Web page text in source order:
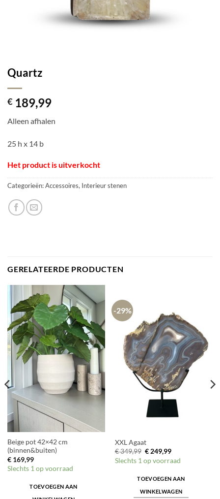
Quartz
€ 189,99
Alleen afhalen
25 h x 14 b
Het product is uitverkocht
Categorieën:Accessoires, Interieur stenen
GERELATEERDE PRODUCTEN
Beige pot 42×42 cm
(binnen&buiten)
€169,99
Slechts 1 op voorraad
TOEVOEGEN AAN
-29%
XXL Agaat
€349,99 Oorspronkelijke
was:
€249,99Huidige
prijs
is:
Slechts 1 op voorraad
TOEVOEGEN AAN
WINKELWAGEN